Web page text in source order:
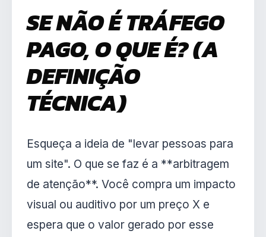
SE NÃO É TRÁFEGO
PAGO, O QUE É? (A
DEFINIÇÃO
TÉCNICA)
Esqueça a ideia de "levar pessoas para
um site". O que se faz é a **arbitragem
de atenção**. Você compra um impacto
visual ou auditivo por um preço X e
espera que o valor gerado por esse